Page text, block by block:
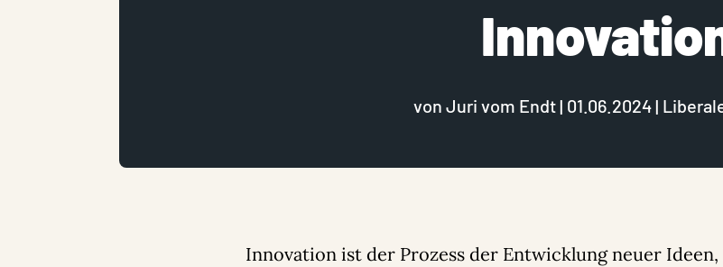
von Juri vom Endt| 01.06.2024|
Innovation ist der Prozess der Entwicklung neuer